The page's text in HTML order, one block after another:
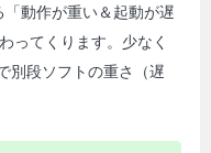
「動作が重い＆起動が遅
ってくります。少なく
別段ソフトの重さ（遅